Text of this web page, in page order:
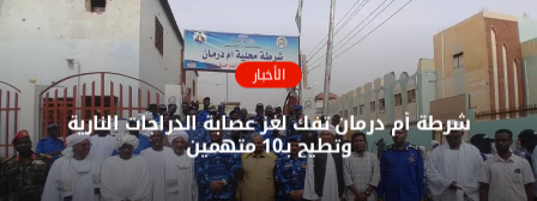
ع
ا
ل
و
ي
ب
و
ك الأخبار
شرطة أم درمان تفك لغز عصابة الدراجات النارية
وتطيح بـ10 متهمين